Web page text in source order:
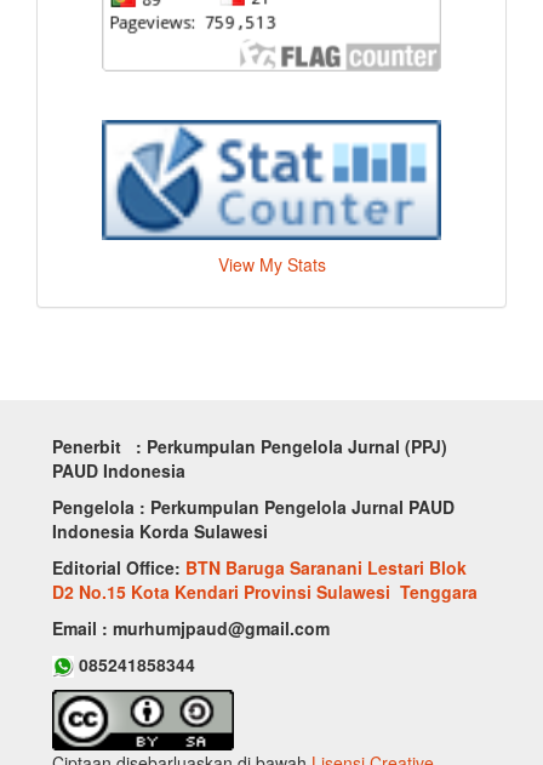
View My Stats
Penerbit : Perkumpulan Pengelola Jurnal (PPJ)
PAUD Indonesia
Pengelola : Perkumpulan Pengelola Jurnal PAUD
Indonesia Korda Sulawesi
Editorial Office: BTN Baruga Saranani Lestari Blok
D2 No.15 Kota Kendari Provinsi Sulawesi Tenggara
Email : murhumjpaud@gmail.com
085241858344